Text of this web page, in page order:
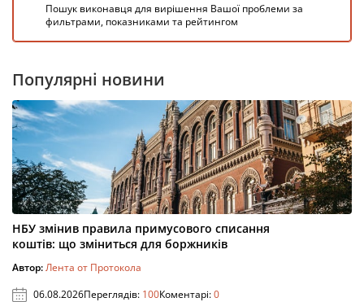
Пошук виконавця для вирішення Вашої проблеми за
фильтрами, показниками та рейтингом
Популярні новини
НБУ змінив правила примусового списання
коштів: що зміниться для боржників
Автор:Лента от Протокола
06.08.2026Переглядів: 100Коментарі:0